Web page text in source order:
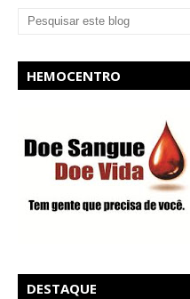
HEMOCENTRO
DESTAQUE